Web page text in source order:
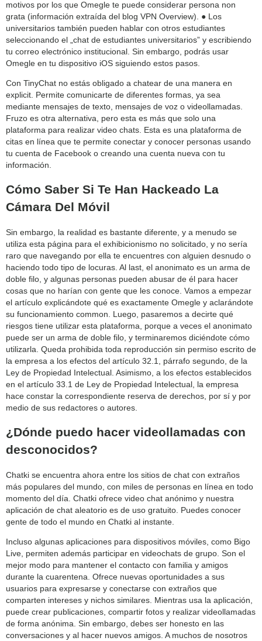
motivos por los que Omegle te puede considerar persona non
grata (información extraída del blog VPN Overview). ● Los
universitarios también pueden hablar con otros estudiantes
seleccionando el „chat de estudiantes universitarios” y escribiendo
tu correo electrónico institucional. Sin embargo, podrás usar
Omegle en tu dispositivo iOS siguiendo estos pasos.
Con TinyChat no estás obligado a chatear de una manera en
explicit. Permite comunicarte de diferentes formas, ya sea
mediante mensajes de texto, mensajes de voz o videollamadas.
Fruzo es otra alternativa, pero esta es más que solo una
plataforma para realizar video chats. Esta es una plataforma de
citas en línea que te permite conectar y conocer personas usando
tu cuenta de Facebook o creando una cuenta nueva con tu
información.
Cómo Saber Si Te Han Hackeado La
Cámara Del Móvil
Sin embargo, la realidad es bastante diferente, y a menudo se
utiliza esta página para el exhibicionismo no solicitado, y no sería
raro que navegando por ella te encuentres con alguien desnudo o
haciendo todo tipo de locuras. Al last, el anonimato es un arma de
doble filo, y algunas personas pueden abusar de él para hacer
cosas que no harían con gente que les conoce. Vamos a empezar
el artículo explicándote qué es exactamente Omegle y aclarándote
su funcionamiento common. Luego, pasaremos a decirte qué
riesgos tiene utilizar esta plataforma, porque a veces el anonimato
puede ser un arma de doble filo, y terminaremos diciéndote cómo
utilizarla. Queda prohibida toda reproducción sin permiso escrito de
la empresa a los efectos del artículo 32.1, párrafo segundo, de la
Ley de Propiedad Intelectual. Asimismo, a los efectos establecidos
en el artículo 33.1 de Ley de Propiedad Intelectual, la empresa
hace constar la correspondiente reserva de derechos, por sí y por
medio de sus redactores o autores.
¿Dónde puedo hacer videollamadas con
desconocidos?
Chatki se encuentra ahora entre los sitios de chat con extraños
más populares del mundo, con miles de personas en línea en todo
momento del día. Chatki ofrece video chat anónimo y nuestra
aplicación de chat aleatorio es de uso gratuito. Puedes conocer
gente de todo el mundo en Chatki al instante.
Incluso algunas aplicaciones para dispositivos móviles, como Bigo
Live, permiten además participar en videochats de grupo. Son el
mejor modo para mantener el contacto con familia y amigos
durante la cuarentena. Ofrece nuevas oportunidades a sus
usuarios para expresarse y conectarse con extraños que
comparten intereses y nichos similares. Mientras usa la aplicación,
puede crear publicaciones, compartir fotos y realizar videollamadas
de forma anónima. Sin embargo, debes ser honesto en las
conversaciones y al hacer nuevos amigos. A muchos de nosotros